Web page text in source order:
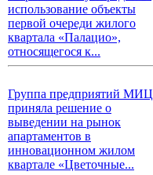
использование объекты
первой очереди жилого
квартала «Палацио»,
относящегося к...
Группа предприятий МИЦ
приняла решение о
выведении на рынок
апартаментов в
инновационном жилом
квартале «Цветочные...